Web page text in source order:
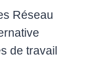
Réseau
de travail